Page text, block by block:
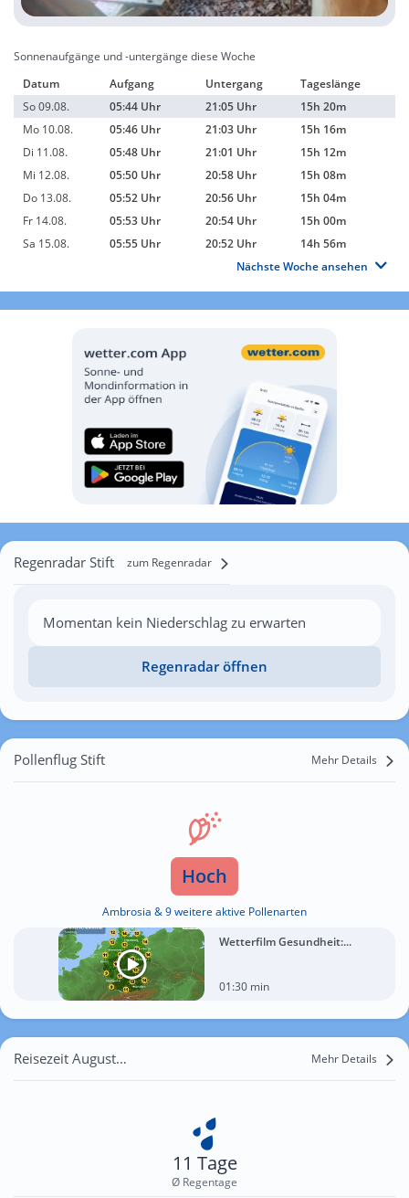
Sonnenaufgänge und -untergänge diese Woche
Datum
Aufgang Untergang
Tageslänge
So 09.08.
05:44 Uhr 21:05 Uhr
15h 20m
Mo 10.08.
05:46 Uhr 21:03 Uhr
15h 16m
Di 11.08.
05:48 Uhr 21:01 Uhr
15h 12m
Mi 12.08.
05:50 Uhr 20:58 Uhr
15h 08m
Do 13.08.
05:52 Uhr 20:56 Uhr
15h 04m
Fr 14.08.
05:53 Uhr 20:54 Uhr
15h 00m
Sa 15.08.
05:55 Uhr 20:52 Uhr
14h 56m
Nächste Woche ansehen
Regenradar Stift zum Regenradar
Momentan kein Niederschlag zu erwarten
Regenradar öffnen
Pollenflug Stift Mehr Details
Hoch
Ambrosia & 9 weitere aktive Pollenarten
Wetterfilm Gesundheit:...
01:30 min
Reisezeit August für Stift Mehr Details
11 Tage
Ø Regentage